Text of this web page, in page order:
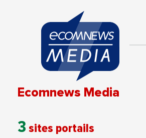
Ecomnews Media
3 sites portails